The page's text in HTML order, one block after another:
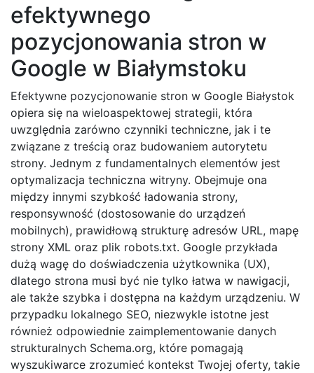
efektywnego
pozycjonowania stron w
Google w Białymstoku
Efektywne pozycjonowanie stron w Google Białystok
opiera się na wieloaspektowej strategii, która
uwzględnia zarówno czynniki techniczne, jak i te
związane z treścią oraz budowaniem autorytetu
strony. Jednym z fundamentalnych elementów jest
optymalizacja techniczna witryny. Obejmuje ona
między innymi szybkość ładowania strony,
responsywność (dostosowanie do urządzeń
mobilnych), prawidłową strukturę adresów URL, mapę
strony XML oraz plik robots.txt. Google przykłada
dużą wagę do doświadczenia użytkownika (UX),
dlatego strona musi być nie tylko łatwa w nawigacji,
ale także szybka i dostępna na każdym urządzeniu. W
przypadku lokalnego SEO, niezwykle istotne jest
również odpowiednie zaimplementowanie danych
strukturalnych Schema.org, które pomagają
wyszukiwarce zrozumieć kontekst Twojej oferty, takie